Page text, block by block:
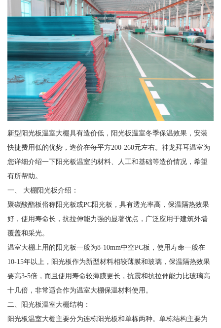
新型阳光板温室大棚具有造价低，阳光板温室冬季保温效果，安装
快捷费用低的优势，造价在每平方200-260元左右。神龙拜耳温室为
您详细介绍一下阳光板温室的材料、人工和基础等造价情况，希望
有所帮助。
一、 大棚阳光板介绍：
聚碳酸酯板俗称阳光板或PC阳光板，具有透光率高，保温隔热效果
好，使用寿命长，抗拉伸能力强的显著优点，广泛应用于建筑外墙
覆盖和采光。
温室大棚上用的阳光板一般为8-10mm中空PC板，使用寿命一般在
10-15年以上，阳光板作为新型材料相较薄膜和玻璃，保温隔热效果
要高3-5倍，而且使用寿命较薄膜更长，抗震和抗拉伸能力比玻璃高
十几倍，非常适合作为温室大棚保温材料使用。
二、阳光板温室大棚结构：
阳光板温室大棚主要分为连栋阳光板和单栋两种。单栋结构主要为